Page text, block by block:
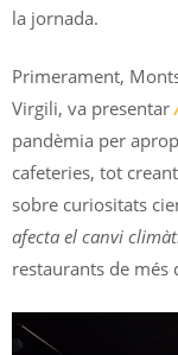
la jornada.
Primerament,
Virgili, va presentar
pandèmia per
cafeteries, tot
sobre curiositats
afecta el canvi
restaurants de més